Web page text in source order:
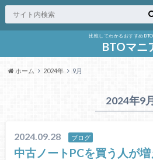
比較してわかるおすすめ
BTOマニ
ホーム 2024年 9月
2024年9
2024.09.28 ブログ
中古ノートPCを買う人が